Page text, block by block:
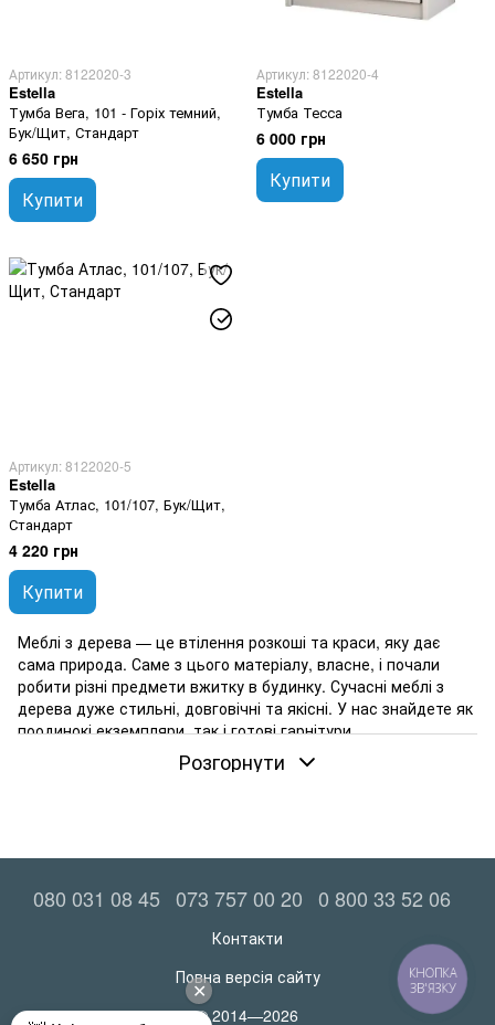
Артикул: 8122020-3
Estella
Тумба Вега, 101 - Горіх темний,
Бук/Щит, Стандарт
6 650 грн
Купити
Артикул: 8122020-4
Estella
Тумба Тесса
6 000 грн
Купити
Артикул: 8122020-5
Estella
Тумба Атлас, 101/107, Бук/Щит,
Стандарт
4 220 грн
Купити
Меблі з дерева — це втілення розкоші та краси, яку дає
сама природа. Саме з цього матеріалу, власне, і почали
робити різні предмети вжитку в будинку. Сучасні меблі з
дерева дуже стильні, довговічні та якісні. У нас знайдете як
поодинокі екземпляри, так і готові гарнітури.
Меблі з дерева: особливості та переваги
мають такі переваги:
природність. Використовується екологічно чиста
процесі обробки, ні при експлуатації не утворюються
привабливість. Навіть найпростіші конструкції з масиву
деревини виглядають дуже красиво. Свою роль відіграє
Розгорнути
080 031 08 45 073 757 00 20 0 800 33 52 06
Контакти
Повна версія сайту
© 2014—2026
КНОПКА
ЗВ'ЯЗКУ